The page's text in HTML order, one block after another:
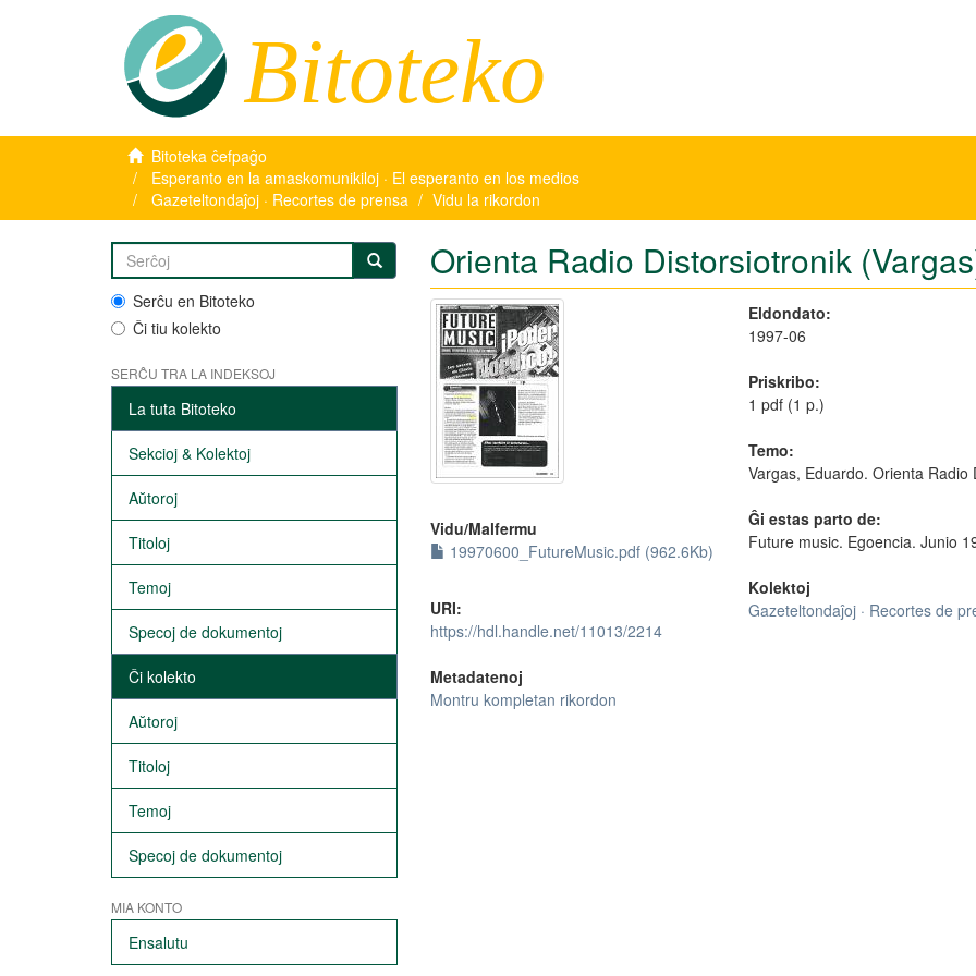
Bitoteko
Bitoteka ĉefpaĝo
Esperanto en la amaskomunikiloj · El esperanto en los medios
Gazeteltondaĵoj · Recortes de prensa
Vidu la rikordon
Serĉu en Bitoteko
Ĉi tiu kolekto
SERĈU TRA LA INDEKSOJ
La tuta Bitoteko
Sekcioj & Kolektoj
Aŭtoroj
Titoloj
Temoj
Specoj de dokumentoj
Ĉi kolekto
Aŭtoroj
Titoloj
Temoj
Specoj de dokumentoj
MIA KONTO
Ensalutu
Orienta Radio Distorsiotronik
Vidu/Malfermu
19970600_FutureMusic.pdf (962.6Kb)
URI:
https://hdl.handle.net/11013/2214
Metadatenoj
Montru kompletan rikordon
Eldondato:
1997-06
Priskribo:
1 pdf (1 p.)
Temo:
Vargas, Eduardo. Orienta Radio
Ĝi estas parto de:
Future music. Egoencia. Junio
Kolektoj
Gazeteltondaĵoj · Recortes de